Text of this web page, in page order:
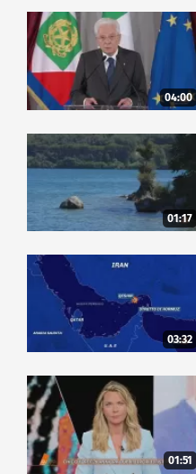
04:00
01:17
03:32
01:51